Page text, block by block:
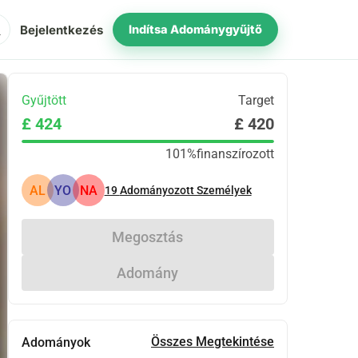
Bejelentkezés Indítsa Adománygyűjtő
Gyűjtött Target
£ 424 £ 420
101%finanszírozott
AL YO NA 19Adományozott Személyek
Megosztás
Adomány
Adományok Összes Megtekintése